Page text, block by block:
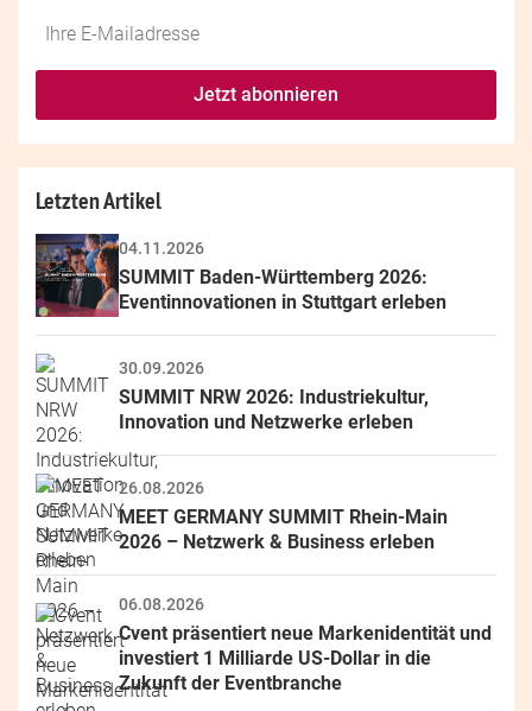
Do
fill
*Ihre
Mailadresse:
Jetzt abonnieren
Letzten Artikel
04.11.2026
SUMMIT Baden-Württemberg 2026:
Eventinnovationen in Stuttgart erleben
30.09.2026
SUMMIT NRW 2026: Industriekultur,
Innovation und Netzwerke erleben
26.08.2026
MEET GERMANY SUMMIT Rhein-Main
2026 – Netzwerk & Business erleben
06.08.2026
Cvent präsentiert neue Markenidentität und
investiert 1 Milliarde US-Dollar in die
Zukunft der Eventbranche